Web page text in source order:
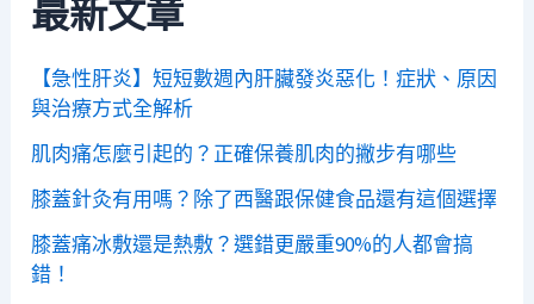
最新文章
【急性肝炎】短短數週內肝臟發炎惡化！症狀、原因
與治療方式全解析
肌肉痛怎麼引起的？正確保養肌肉的撇步有哪些
膝蓋針灸有用嗎？除了西醫跟保健食品還有這個選擇
膝蓋痛冰敷還是熱敷？選錯更嚴重90%的人都會搞
錯！